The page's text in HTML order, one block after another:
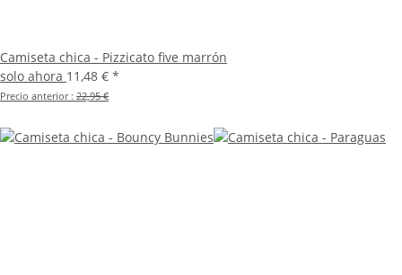
Camiseta chica - Pizzicato five marrón
solo ahora 11,48 € *
Precio anterior : 22,95 €